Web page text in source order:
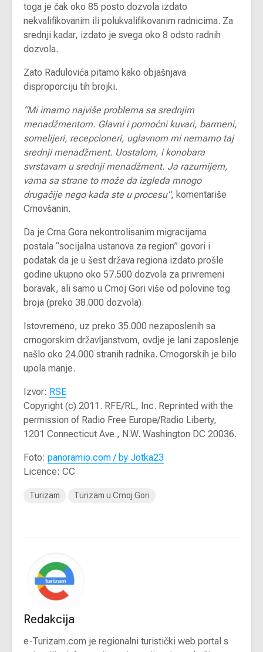
toga je čak oko 85 posto dozvola izdato
nekvalifikovanim ili polukvalifikovanim radnicima. Za
srednji kadar, izdato je svega oko 8 odsto radnih
dozvola.
Zato Radulovića pitamo kako objašnjava
disproporciju tih brojki.
“Mi imamo najviše problema sa srednjim
menadžmentom. Glavni i pomoćni kuvari, barmeni,
somelijeri, recepcioneri, uglavnom mi nemamo taj
srednji menadžment. Uostalom, i konobara
svrstavam u srednji menadžment. Ja razumijem,
vama sa strane to može da izgleda mnogo
drugačije nego kada ste u procesu”, komentariše
Crnovšanin.
Da je Crna Gora nekontrolisanim migracijama
postala “socijalna ustanova za region” govori i
podatak da je u šest država regiona izdato prošle
godine ukupno oko 57.500 dozvola za privremeni
boravak, ali samo u Crnoj Gori više od polovine tog
broja (preko 38.000 dozvola).
Istovremeno, uz preko 35.000 nezaposlenih sa
crnogorskim državljanstvom, ovdje je lani zaposlenje
našlo oko 24.000 stranih radnika. Crnogorskih je bilo
upola manje.
Izvor: RSE
Copyright (c) 2011. RFE/RL, Inc. Reprinted with the
permission of Radio Free Europe/Radio Liberty,
1201 Connecticut Ave., N.W. Washington DC 20036.
Foto: panoramio.com / by Jotka23
Licence: CC
Turizam Turizam u Crnoj Gori
Redakcija
e-Turizam.com je regionalni turistički web portal s